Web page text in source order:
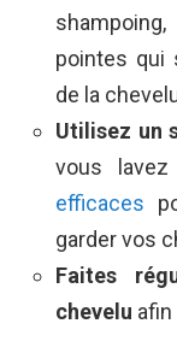
pointes qui
de la
Utilisez un
vous
efficaces
garder vos
Faites
chevelu